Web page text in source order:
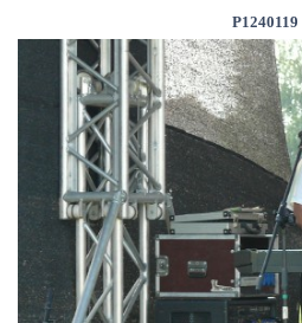
P1240119